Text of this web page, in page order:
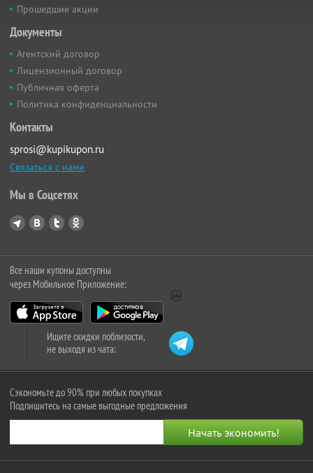
Прошедшие акции
Документы
Агентский договор
Лицензионный договор
Публичная оферта
Политика конфиденциальности
Контакты
sprosi@kupikupon.ru
Связаться с нами
Мы в Соцсетях
Все наши купоны доступны
через Мобильное Приложение:
Ищите скидки поблизости,
не выходя из чата:
Сэкономьте до 90% при любых покупках
Подпишитесь на самые выгодные предложения